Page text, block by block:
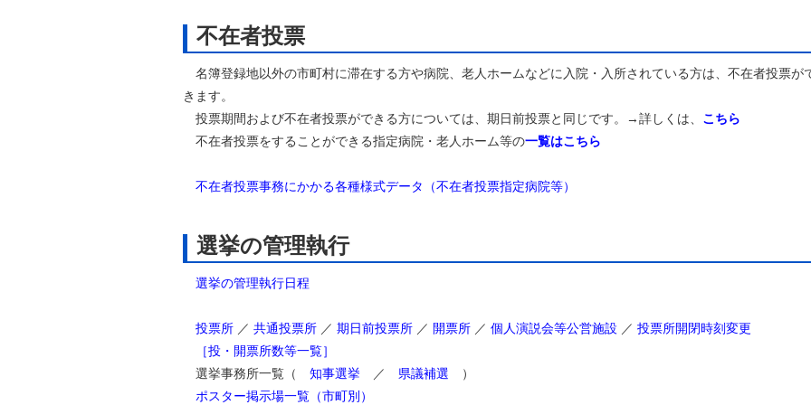
不在者投票
名簿登録地以外の市町村に滞在する方や病院、老人ホームなどに入院・入所されている方は、不在者投票が
きます。
投票期間および不在者投票ができる方については、期日前投票と同じです。→詳しくは、 こちら
不在者投票をすることができる指定病院・老人ホーム等の一覧はこちら
不在者投票事務にかかる各種様式データ（不在者投票指定病院等）
選挙の管理執行
選挙の管理執行日程
投票所 ／ 共通投票所 ／ 期日前投票所 ／ 開票所 ／ 個人演説会等公営施設 ／ 投票所開閉時刻変更
［投・開票所数等一覧］
選挙事務所一覧（ 知事選挙 ／ 県議補選 ）
ポスター掲示場一覧（市町別）